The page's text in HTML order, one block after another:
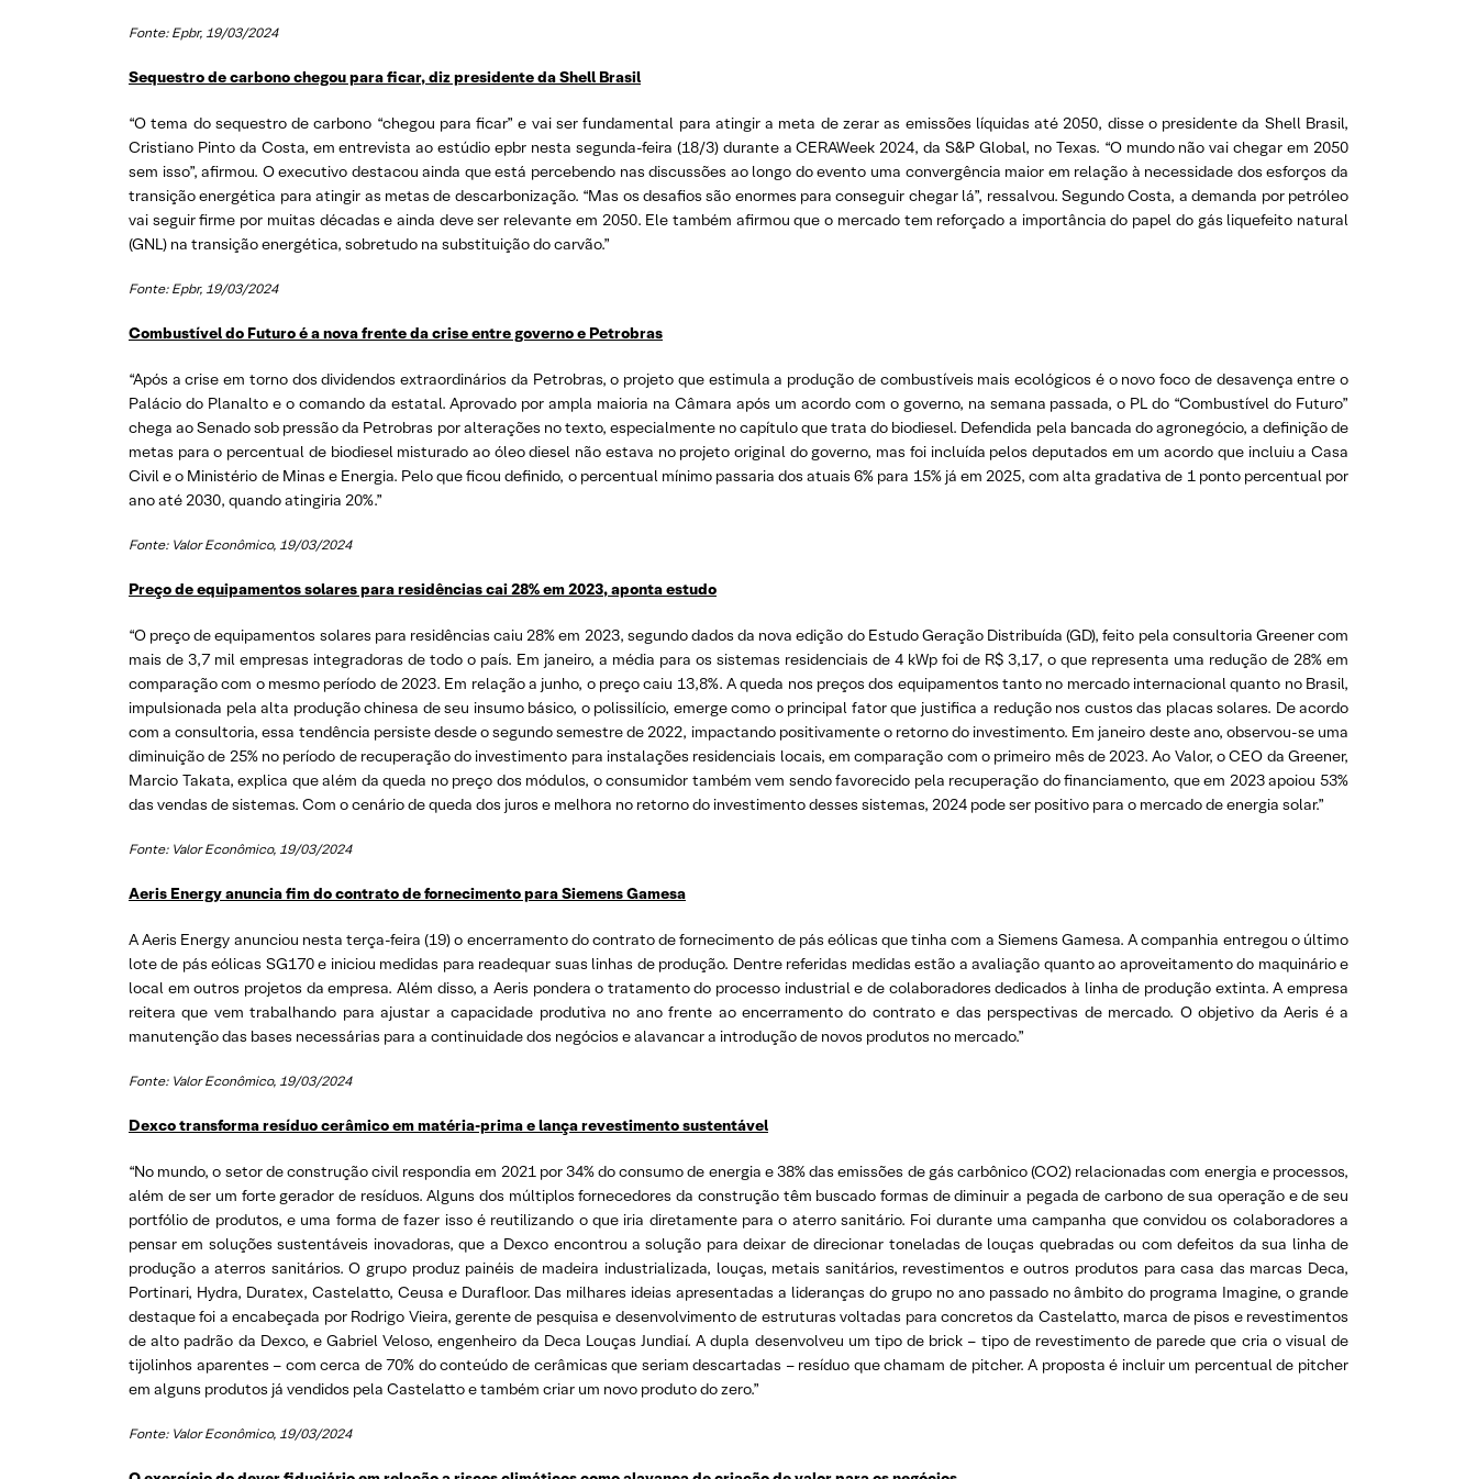
Fonte: Epbr, 19/03/2024
Sequestro de carbono chegou para ficar, diz presidente da Shell Brasil
“O tema do sequestro de carbono “chegou para ficar” e vai ser fundamental para atingir a meta de zerar as emissões líquidas até 2050, disse o presidente da Shell Brasil,
Cristiano Pinto da Costa, em entrevista ao estúdio epbr nesta segunda-feira (18/3) durante a CERAWeek 2024, da S&P Global, no Texas. “O mundo não vai chegar em 2050
sem isso”, afirmou. O executivo destacou ainda que está percebendo nas discussões ao longo do evento uma convergência maior em relação à necessidade dos esforços da
transição energética para atingir as metas de descarbonização. “Mas os desafios são enormes para conseguir chegar lá”, ressalvou. Segundo Costa, a demanda por petróleo
vai seguir firme por muitas décadas e ainda deve ser relevante em 2050. Ele também afirmou que o mercado tem reforçado a importância do papel do gás liquefeito natural
(GNL) na transição energética, sobretudo na substituição do carvão.”
Fonte: Epbr, 19/03/2024
Combustível do Futuro é a nova frente da crise entre governo e Petrobras
“Após a crise em torno dos dividendos extraordinários da Petrobras, o projeto que estimula a produção de combustíveis mais ecológicos é o novo foco de desavença entre o
Palácio do Planalto e o comando da estatal. Aprovado por ampla maioria na Câmara após um acordo com o governo, na semana passada, o PL do “Combustível do Futuro”
chega ao Senado sob pressão da Petrobras por alterações no texto, especialmente no capítulo que trata do biodiesel. Defendida pela bancada do agronegócio, a definição de
metas para o percentual de biodiesel misturado ao óleo diesel não estava no projeto original do governo, mas foi incluída pelos deputados em um acordo que incluiu a Casa
Civil e o Ministério de Minas e Energia. Pelo que ficou definido, o percentual mínimo passaria dos atuais 6% para 15% já em 2025, com alta gradativa de 1 ponto percentual por
ano até 2030, quando atingiria 20%.”
Fonte: Valor Econômico, 19/03/2024
Preço de equipamentos solares para residências cai 28% em 2023, aponta estudo
“O preço de equipamentos solares para residências caiu 28% em 2023, segundo dados da nova edição do Estudo Geração Distribuída (GD), feito pela consultoria Greener com
mais de 3,7 mil empresas integradoras de todo o país. Em janeiro, a média para os sistemas residenciais de 4 kWp foi de R$ 3,17, o que representa uma redução de 28% em
comparação com o mesmo período de 2023. Em relação a junho, o preço caiu 13,8%. A queda nos preços dos equipamentos tanto no mercado internacional quanto no Brasil,
impulsionada pela alta produção chinesa de seu insumo básico, o polissilício, emerge como o principal fator que justifica a redução nos custos das placas solares. De acordo
com a consultoria, essa tendência persiste desde o segundo semestre de 2022, impactando positivamente o retorno do investimento. Em janeiro deste ano, observou-se uma
diminuição de 25% no período de recuperação do investimento para instalações residenciais locais, em comparação com o primeiro mês de 2023. Ao Valor, o CEO da Greener,
Marcio Takata, explica que além da queda no preço dos módulos, o consumidor também vem sendo favorecido pela recuperação do financiamento, que em 2023 apoiou 53%
das vendas de sistemas. Com o cenário de queda dos juros e melhora no retorno do investimento desses sistemas, 2024 pode ser positivo para o mercado de energia solar.”
Fonte: Valor Econômico, 19/03/2024
Aeris Energy anuncia fim do contrato de fornecimento para Siemens Gamesa
A Aeris Energy anunciou nesta terça-feira (19) o encerramento do contrato de fornecimento de pás eólicas que tinha com a Siemens Gamesa. A companhia entregou o último
lote de pás eólicas SG170 e iniciou medidas para readequar suas linhas de produção. Dentre referidas medidas estão a avaliação quanto ao aproveitamento do maquinário e
local em outros projetos da empresa. Além disso, a Aeris pondera o tratamento do processo industrial e de colaboradores dedicados à linha de produção extinta. A empresa
reitera que vem trabalhando para ajustar a capacidade produtiva no ano frente ao encerramento do contrato e das perspectivas de mercado. O objetivo da Aeris é a
manutenção das bases necessárias para a continuidade dos negócios e alavancar a introdução de novos produtos no mercado.”
Fonte: Valor Econômico, 19/03/2024
Dexco transforma resíduo cerâmico em matéria-prima e lança revestimento sustentável
“No mundo, o setor de construção civil respondia em 2021 por 34% do consumo de energia e 38% das emissões de gás carbônico (CO2) relacionadas com energia e processos,
além de ser um forte gerador de resíduos. Alguns dos múltiplos fornecedores da construção têm buscado formas de diminuir a pegada de carbono de sua operação e de seu
portfólio de produtos, e uma forma de fazer isso é reutilizando o que iria diretamente para o aterro sanitário. Foi durante uma campanha que convidou os colaboradores a
pensar em soluções sustentáveis inovadoras, que a Dexco encontrou a solução para deixar de direcionar toneladas de louças quebradas ou com defeitos da sua linha de
produção a aterros sanitários. O grupo produz painéis de madeira industrializada, louças, metais sanitários, revestimentos e outros produtos para casa das marcas Deca,
Portinari, Hydra, Duratex, Castelatto, Ceusa e Durafloor. Das milhares ideias apresentadas a lideranças do grupo no ano passado no âmbito do programa Imagine, o grande
destaque foi a encabeçada por Rodrigo Vieira, gerente de pesquisa e desenvolvimento de estruturas voltadas para concretos da Castelatto, marca de pisos e revestimentos
de alto padrão da Dexco, e Gabriel Veloso, engenheiro da Deca Louças Jundiaí. A dupla desenvolveu um tipo de brick – tipo de revestimento de parede que cria o visual de
tijolinhos aparentes – com cerca de 70% do conteúdo de cerâmicas que seriam descartadas – resíduo que chamam de pitcher. A proposta é incluir um percentual de pitcher
em alguns produtos já vendidos pela Castelatto e também criar um novo produto do zero.”
Fonte: Valor Econômico, 19/03/2024